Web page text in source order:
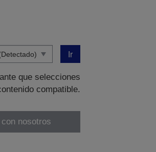
Ir
que selecciones
compatible.
nosotros